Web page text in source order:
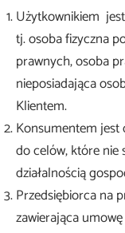
Użytkownikiem
tj. osoba fizyczna
prawnych, osoba
nieposiadająca
Klientem.
Konsumentem jest
do celów, które nie
działalnością
Przedsiębiorca na
zawierająca
do papy